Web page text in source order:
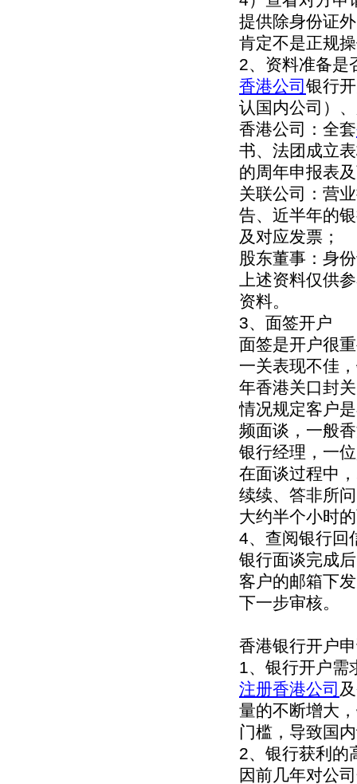
提供除身份证
肯定不是正规
2、资料准备是
香港公司 银行
认国内公司）
香港公司：全套
书、法团成立
的周年申报表
关联公司：营
告、近半年的
及对应发票；
股东董事：身
上述资料仅供
资料。
3、面签开户
面签是开户很
一关表现不佳
年香港关口封
情况规定客户
频面谈，一般
银行经理，一
在面谈过程中
续续、答非所
大约半个小时
4、查阅银行回
银行面谈完成
客户的邮箱下
下一步审核。
香港银行开户
1、银行开户需
注册香港公司
量的不断增大
门槛，导致国
2、银行获利的
因前几年对公